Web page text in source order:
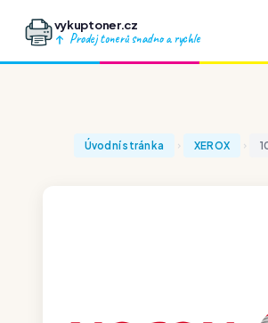
vykuptoner.cz
Prodej tonerů snadno a rychle
Úvodní stránka XEROX